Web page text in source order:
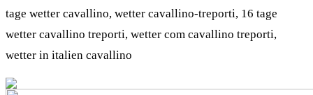
tage wetter cavallino, wetter cavallino-treporti, 16 tage
wetter cavallino treporti, wetter com cavallino treporti,
wetter in italien cavallino